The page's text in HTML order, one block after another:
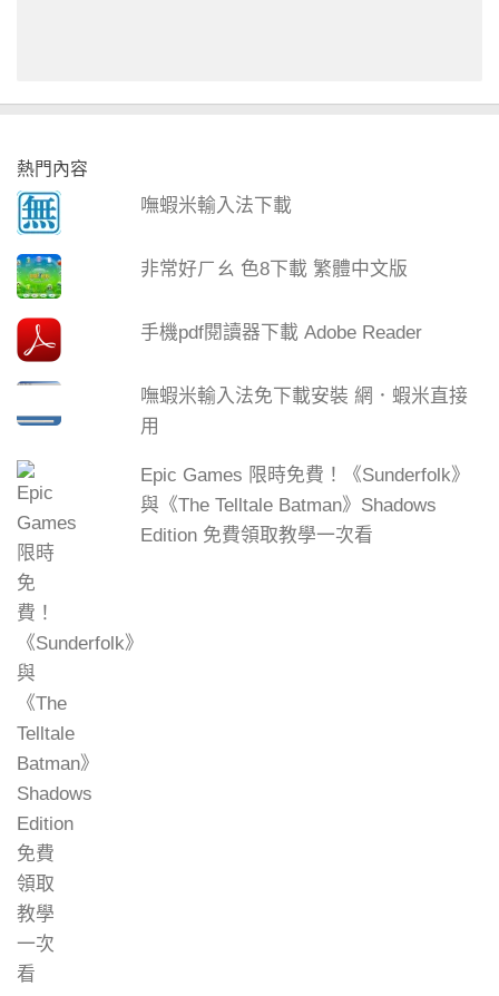
熱門內容
嘸蝦米輸入法下載
非常好ㄏㄠ 色8下載 繁體中文版
手機pdf閱讀器下載 Adobe Reader
嘸蝦米輸入法免下載安裝 網．蝦米直接
用
Epic Games 限時免費！《Sunderfolk》
與《The Telltale Batman》Shadows
Edition 免費領取教學一次看